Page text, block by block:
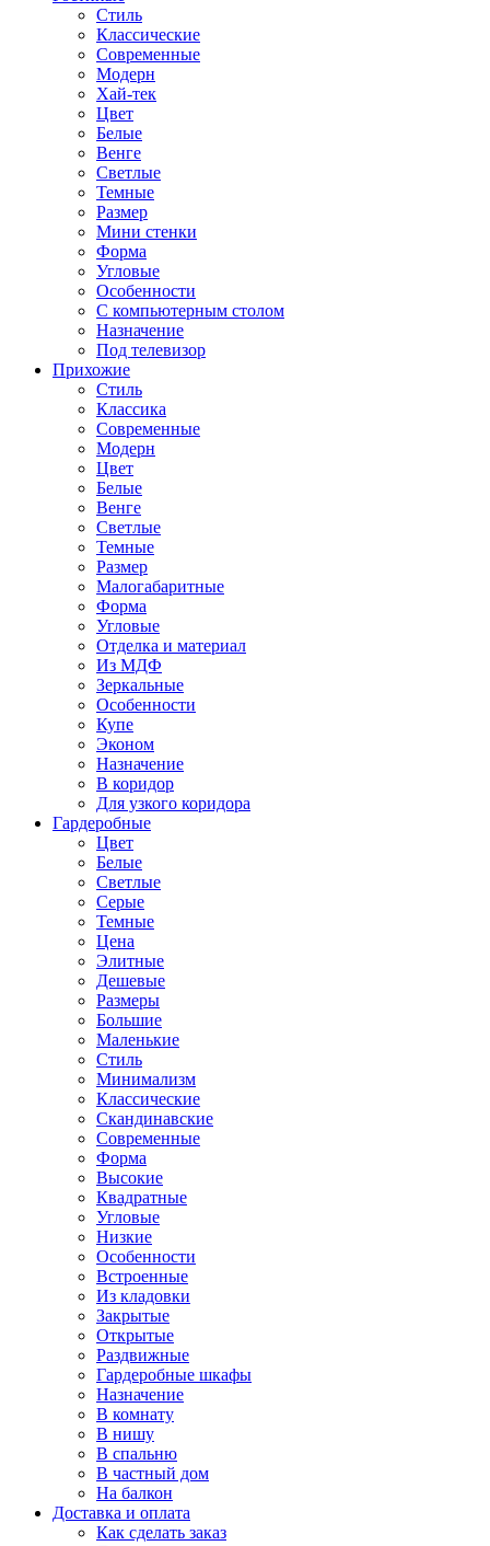
Стиль
Классические
Современные
Модерн
Хай-тек
Цвет
Белые
Венге
Светлые
Темные
Размер
Мини стенки
Форма
Угловые
Особенности
С компьютерным столом
Назначение
Под телевизор
Прихожие
Стиль
Классика
Современные
Модерн
Цвет
Белые
Венге
Светлые
Темные
Размер
Малогабаритные
Форма
Угловые
Отделка и материал
Из МДФ
Зеркальные
Особенности
Купе
Эконом
Назначение
В коридор
Для узкого коридора
Гардеробные
Цвет
Белые
Светлые
Серые
Темные
Цена
Элитные
Дешевые
Размеры
Большие
Маленькие
Стиль
Минимализм
Классические
Скандинавские
Современные
Форма
Высокие
Квадратные
Угловые
Низкие
Особенности
Встроенные
Из кладовки
Закрытые
Открытые
Раздвижные
Гардеробные шкафы
Назначение
В комнату
В нишу
В спальню
В частный дом
На балкон
Доставка и оплата
Как сделать заказ